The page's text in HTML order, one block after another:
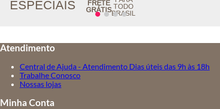
ESPECIAIS
FRETE
GRÁTIS TODO
BRASIL
Atendimento
Central de Ajuda - Atendimento Dias úteis das 9h às 18h
Trabalhe Conosco
Nossas lojas
Minha Conta